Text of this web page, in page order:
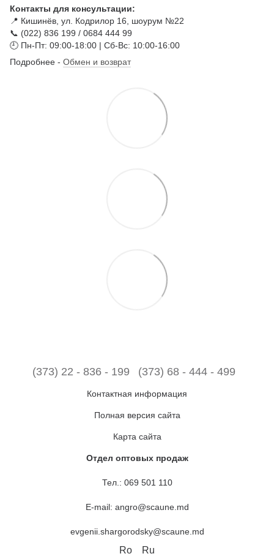
Контакты для консультации:
📍 Кишинёв, ул. Кодрилор 16, шоурум №22
📞 (022) 836 199 / 0684 444 99
🕘 Пн-Пт: 09:00-18:00 | Сб-Вс: 10:00-16:00
Подробнее - Обмен и возврат
(373) 22 - 836 - 199 (373) 68 - 444 - 499
Контактная информация
Полная версия сайта
Карта сайта
Отдел оптовых продаж
Тел.: 069 501 110
E-mail: angro@scaune.md
evgenii.shargorodsky@scaune.md
Ro Ru